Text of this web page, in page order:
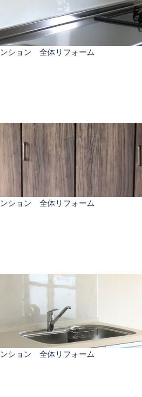
ション 全体リフォーム
ション 全体リフォーム
ション 全体リフォーム